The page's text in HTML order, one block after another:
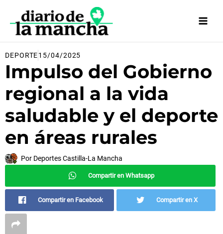
contenido
DEPORTE15/04/2025
Impulso del Gobierno
regional a la vida
saludable y el deporte
en áreas rurales
Por Deportes Castilla-La Mancha
Compartir en Whatsapp
Compartir en Facebook Compartir en X